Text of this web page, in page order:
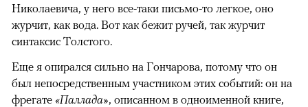
Николаевича, у него все-таки письмо-то легкое, оно
журчит, как вода. Вот как бежит ручей, так журчит
синтаксис Толстого.
Еще я опирался сильно на Гончарова, потому что он
был непосредственным участником этих событий: он на
фрегате «Паллада», описанном в одноименной книге,